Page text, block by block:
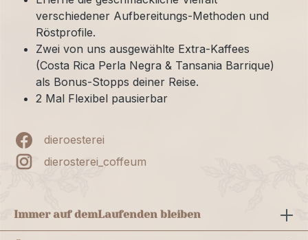
verschiedener Aufbereitungs-Methoden und
Röstprofile.
Zwei von uns ausgewählte Extra-Kaffees
(Costa Rica Perla Negra & Tansania Barrique)
als Bonus-Stopps deiner Reise.
2 Mal Flexibel pausierbar
dieroesterei
dierosterei_coffeum
Immer auf demLaufenden bleiben